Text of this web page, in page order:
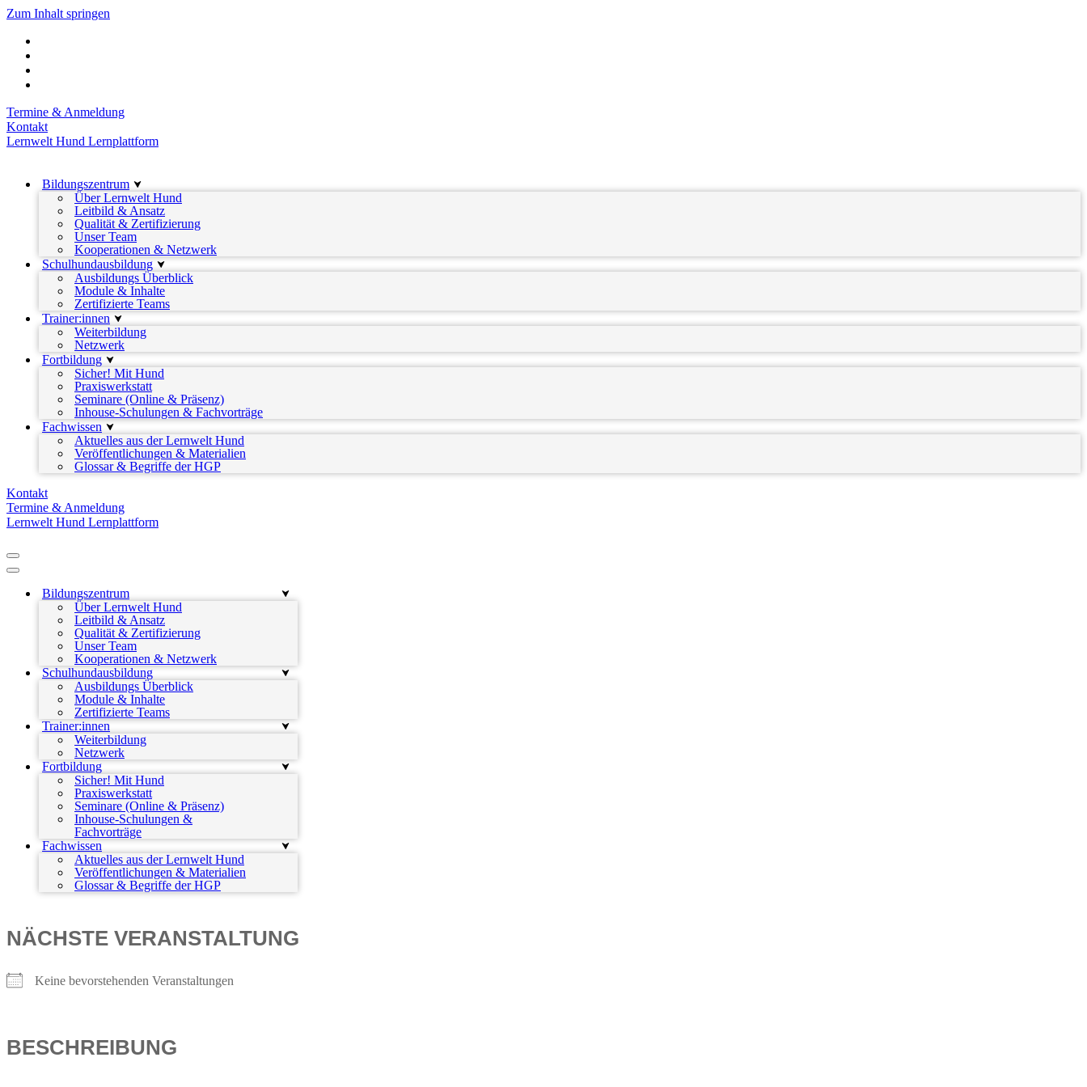
Zum Inhalt springen
Termine & Anmeldung
Kontakt
Lernwelt Hund Lernplattform
Bildungszentrum
Über Lernwelt Hund
Leitbild & Ansatz
Qualität & Zertifizierung
Unser Team
Kooperationen & Netzwerk
Schulhundausbildung
Ausbildungs Überblick
Module & Inhalte
Zertifizierte Teams
Trainer:innen
Weiterbildung
Netzwerk
Fortbildung
Sicher! Mit Hund
Praxiswerkstatt
Seminare (Online & Präsenz)
Inhouse-Schulungen & Fachvorträge
Fachwissen
Aktuelles aus der Lernwelt Hund
Veröffentlichungen & Materialien
Glossar & Begriffe der HGP
Kontakt
Termine & Anmeldung
Lernwelt Hund Lernplattform
Navigationsmenü
Navigationsmenü
Bildungszentrum
Über Lernwelt Hund
Leitbild & Ansatz
Qualität & Zertifizierung
Unser Team
Kooperationen & Netzwerk
Schulhundausbildung
Ausbildungs Überblick
Module & Inhalte
Zertifizierte Teams
Trainer:innen
Weiterbildung
Netzwerk
Fortbildung
Sicher! Mit Hund
Praxiswerkstatt
Seminare (Online & Präsenz)
Inhouse-Schulungen &
Fachvorträge
Fachwissen
Aktuelles aus der Lernwelt Hund
Veröffentlichungen & Materialien
Glossar & Begriffe der HGP
NÄCHSTE VERANSTALTUNG
Keine bevorstehenden Veranstaltungen
BESCHREIBUNG